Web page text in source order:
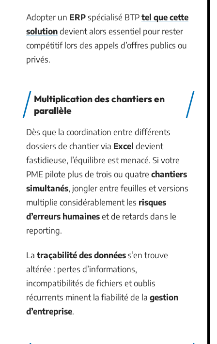
Adopter un ERPspécialisé BTPtel que cette
solutiondevient alors essentiel pour rester
compétitif lors des appels d’offres publics ou
privés.
Multiplication des chantiers en
parallèle
Dès que la coordination entre différents
dossiers de chantier via Excel devient
fastidieuse, l’équilibre est menacé. Si votre
PME pilote plus de trois ou quatre chantiers
simultanés, jongler entre feuilles et versions
multiplie considérablement les risques
d’erreurs humaineset de retards dans le
reporting.
La traçabilité des donnéess’en trouve
altérée : pertes d’informations,
incompatibilités de fichiers et oublis
récurrents minent la fiabilité de la gestion
d’entreprise.